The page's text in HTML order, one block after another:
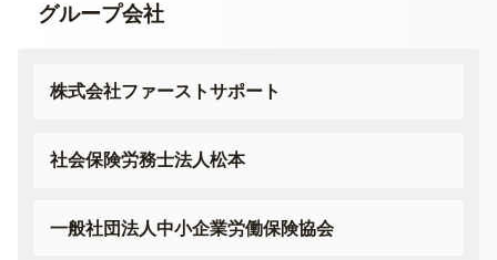
グループ会社
株式会社ファーストサポート
社会保険労務士法人松本
一般社団法人中小企業労働保険協会